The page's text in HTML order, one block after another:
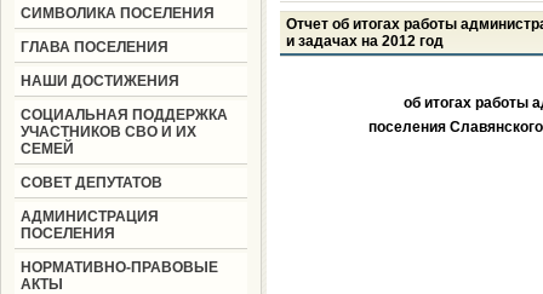
СИМВОЛИКА ПОСЕЛЕНИЯ
ГЛАВА ПОСЕЛЕНИЯ
НАШИ ДОСТИЖЕНИЯ
СОЦИАЛЬНАЯ ПОДДЕРЖКА
УЧАСТНИКОВ СВО И ИХ
СЕМЕЙ
СОВЕТ ДЕПУТАТОВ
АДМИНИСТРАЦИЯ
ПОСЕЛЕНИЯ
НОРМАТИВНО-ПРАВОВЫЕ
АКТЫ
Отчет об итогах работы
и задачах на 2012 год
об итогах работы
поселения